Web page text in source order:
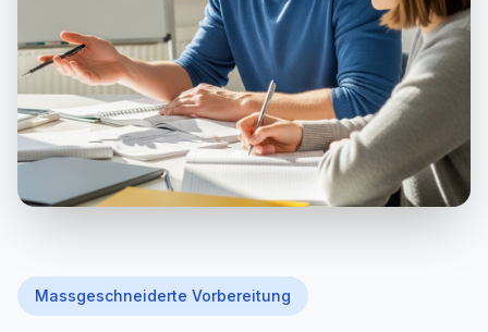
Massgeschneiderte Vorbereitung